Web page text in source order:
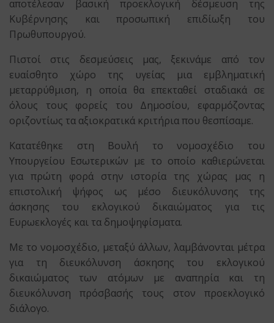
αποτέλεσαν βασική προεκλογική δέσμευση της
Κυβέρνησης και προσωπική επιδίωξη του
Πρωθυπουργού.
Πιστοί στις δεσμεύσεις μας, ξεκινάμε από τον
ευαίσθητο χώρο της υγείας μια εμβληματική
μεταρρύθμιση, η οποία θα επεκταθεί σταδιακά σε
όλους τους φορείς του Δημοσίου, εφαρμόζοντας
οριζοντίως τα αξιοκρατικά κριτήρια που θεσπίσαμε.
Κατατέθηκε στη Βουλή το νομοσχέδιο του
Υπουργείου Εσωτερικών με το οποίο καθιερώνεται
για πρώτη φορά στην ιστορία της χώρας μας η
επιστολική ψήφος ως μέσο διευκόλυνσης της
άσκησης του εκλογικού δικαιώματος για τις
Ευρωεκλογές και τα δημοψηφίσματα.
Με το νομοσχέδιο, μεταξύ άλλων, λαμβάνονται μέτρα
για τη διευκόλυνση άσκησης του εκλογικού
δικαιώματος των ατόμων με αναπηρία και τη
διευκόλυνση πρόσβασής τους στον προεκλογικό
διάλογο.